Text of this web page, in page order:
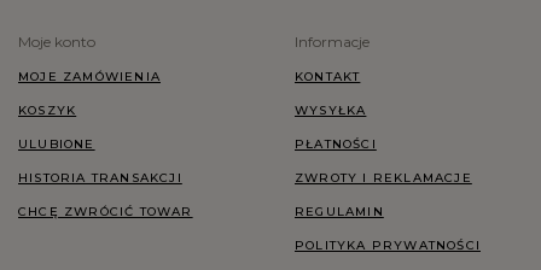
Moje konto
MOJE ZAMÓWIENIA
KOSZYK
ULUBIONE
HISTORIA TRANSAKCJI
CHCĘ ZWRÓCIĆ TOWAR
Informacje
KONTAKT
WYSYŁKA
PŁATNOŚCI
ZWROTY I REKLAMACJE
REGULAMIN
POLITYKA PRYWATNOŚCI